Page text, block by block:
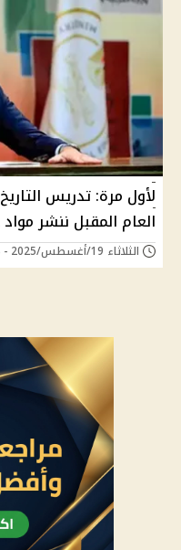
لأول مرة: تدريس
العام المقبل ننشر مواد 2 ثانوي بالكامل
الثلاثاء 19/أغسطس/2025 - 11:08 ص